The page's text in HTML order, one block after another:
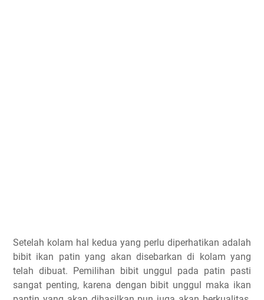
Setelah kolam hal kedua yang perlu diperhatikan adalah
bibit ikan patin yang akan disebarkan di kolam yang
telah dibuat. Pemilihan bibit unggul pada patin pasti
sangat penting, karena dengan bibit unggul maka ikan